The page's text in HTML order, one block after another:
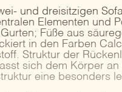
und dreisitzigen
Elementen und
Füße aus
in den Farben
Struktur der
sich dem Körper an
eine besonders